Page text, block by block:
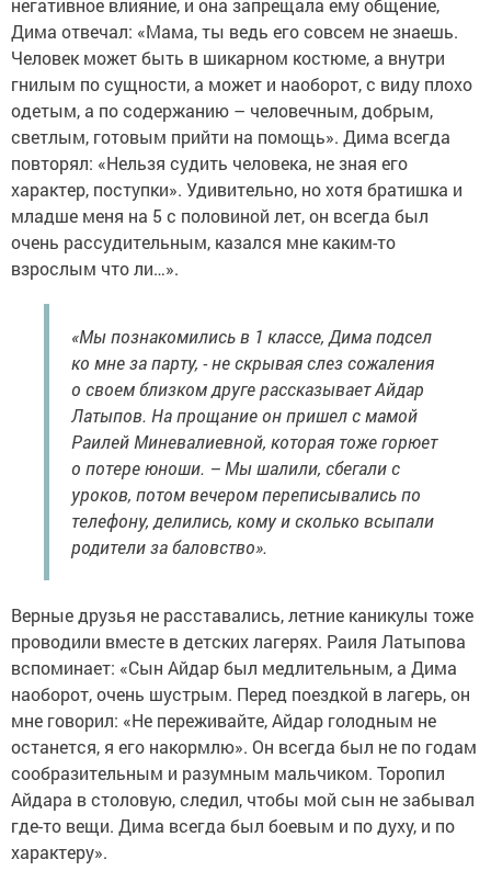
негативное влияние, и она запрещала ему общение,
Дима отвечал: «Мама, ты ведь его совсем не знаешь.
Человек может быть в шикарном костюме, а внутри
гнилым по сущности, а может и наоборот, с виду плохо
одетым, а по содержанию – человечным, добрым,
светлым, готовым прийти на помощь». Дима всегда
повторял: «Нельзя судить человека, не зная его
характер, поступки». Удивительно, но хотя братишка и
младше меня на 5 с половиной лет, он всегда был
очень рассудительным, казался мне каким-то
взрослым что ли…».
«Мы познакомились в 1 классе, Дима подсел
ко мне за парту, - не скрывая слез сожаления
о своем близком друге рассказывает Айдар
Латыпов. На прощание он пришел с мамой
Раилей Миневалиевной, которая тоже горюет
о потере юноши. – Мы шалили, сбегали с
уроков, потом вечером переписывались по
телефону, делились, кому и сколько всыпали
родители за баловство».
Верные друзья не расставались, летние каникулы тоже
проводили вместе в детских лагерях. Раиля Латыпова
вспоминает: «Сын Айдар был медлительным, а Дима
наоборот, очень шустрым. Перед поездкой в лагерь, он
мне говорил: «Не переживайте, Айдар голодным не
останется, я его накормлю». Он всегда был не по годам
сообразительным и разумным мальчиком. Торопил
Айдара в столовую, следил, чтобы мой сын не забывал
где-то вещи. Дима всегда был боевым и по духу, и по
характеру».